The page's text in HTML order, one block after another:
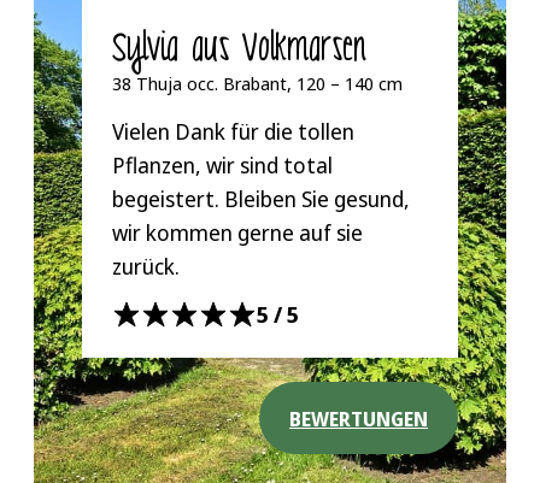
Sylvia aus Volkmarsen
38 Thuja occ. Brabant, 120 – 140 cm
Vielen Dank für die tollen
Pflanzen, wir sind total
begeistert. Bleiben Sie gesund,
wir kommen gerne auf sie
zurück.
5/5
BEWERTUNGEN